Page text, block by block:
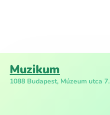
Muzikum
1088 Budapest, Múzeum utca 7.